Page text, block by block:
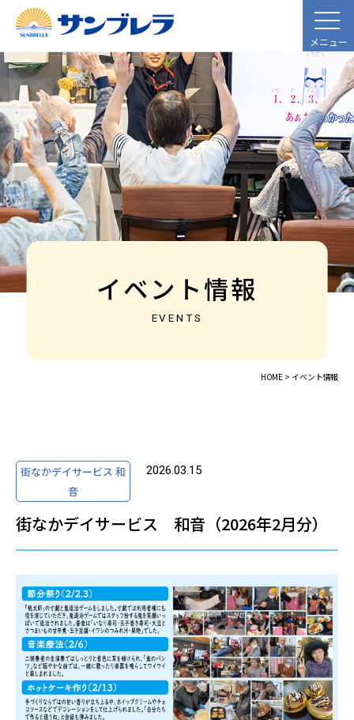
メニュー
イベント情報
EVENTS
HOME > イベント情報
街なかデイサービス 和
音
2026.03.15
街なかデイサービス 和音（2026年2月分）